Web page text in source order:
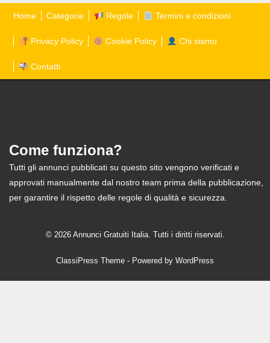
Home Categorie Regole Termini e condizioni
Privacy Policy Cookie Policy Chi siamo
Contatti
Come funziona?
Tutti gli annunci pubblicati su questo sito vengono verificati e
approvati manualmente dal nostro team prima della pubblicazione,
per garantire il rispetto delle regole di qualità e sicurezza.
© 2026 Annunci Gratuiti Italia. Tutti i diritti riservati.
ClassiPress Theme - Powered by WordPress